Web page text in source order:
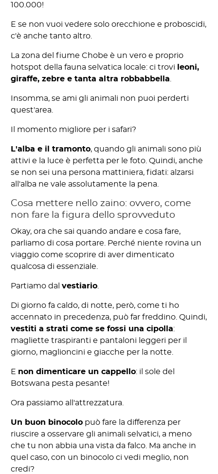
100.000!
E se non vuoi vedere solo orecchione e proboscidi,
c'è anche tanto altro.
La zona del fiume Chobe è un vero e proprio
hotspot della fauna selvatica locale: ci trovi leoni,
giraffe, zebre e tanta altra robbabbella
Insomma, se ami gli animali non puoi perderti
quest'area.
Il momento migliore per i safari?
L'alba e il tramonto, quando gli animali sono più
attivi e la luce è perfetta per le foto. Quindi, anche
se non sei una persona mattiniera, fidati: alzarsi
all'alba ne vale assolutamente la pena.
Cosa mettere nello zaino: ovvero, come
non fare la figura dello sprovveduto
Okay, ora che sai quando andare e cosa fare,
parliamo di cosa portare. Perché niente rovina un
viaggio come scoprire di aver dimenticato
qualcosa di essenziale.
Partiamo dalvestiario
Di giorno fa caldo, di notte, però, come ti ho
accennato in precedenza, può far freddino. Quindi,
vestiti a strati come se fossi una cipolla:
magliette traspiranti e pantaloni leggeri per il
giorno, maglioncini e giacche per la notte.
E non dimenticare un cappello: il sole del
Botswana pesta pesante!
Ora passiamo all'attrezzatura.
Un buon binocolo può fare la differenza per
riuscire a osservare gli animali selvatici, a meno
che tu non abbia una vista da falco. Ma anche in
quel caso, con un binocolo ci vedi meglio, non
credi?